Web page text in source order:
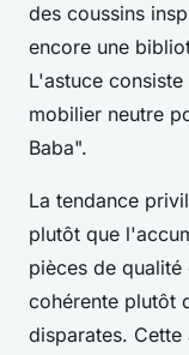
des coussins
encore une
L'astuce
mobilier neutre
Baba".
La tendance
plutôt que
pièces de
cohérente plutôt
disparates.